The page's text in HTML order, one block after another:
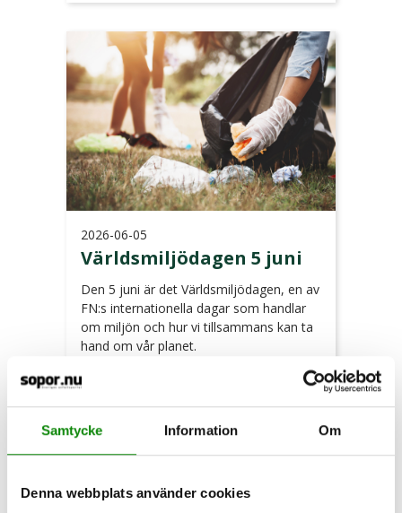
Samtycke Information Om
Denna webbplats använder cookies
2026-06-05
Världsmiljödagen 5 juni
Den 5 juni är det Världsmiljödagen, en av
FN:s internationella dagar som handlar
om miljön och hur vi tillsammans kan ta
hand om vår planet.
LÄS MER